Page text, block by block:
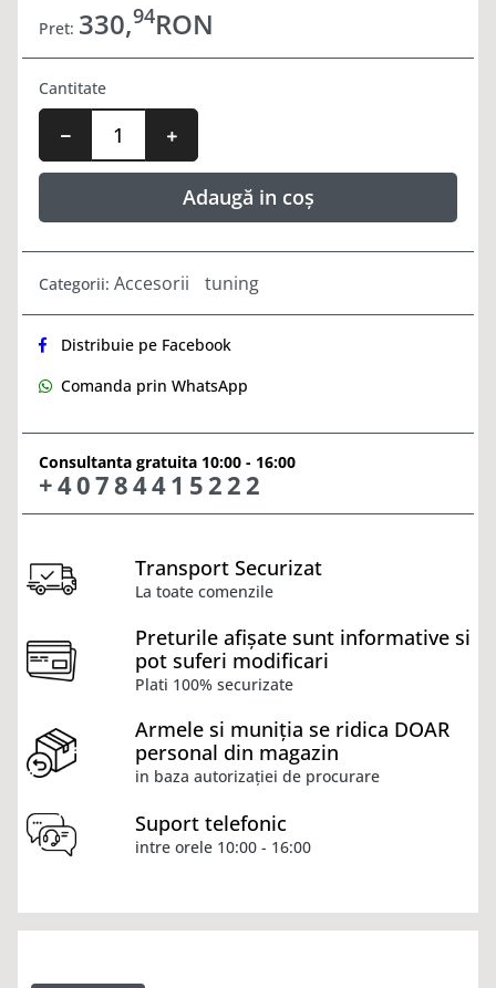
Pret: 330,94RON
Cantitate
Adaugă in coș
Categorii: Accesorii tuning
Distribuie pe Facebook
Comanda prin WhatsApp
Consultanta gratuita 10:00 - 16:00
+40784415222
Transport Securizat
La toate comenzile
Preturile afișate sunt informative si
pot suferi modificari
Plati 100% securizate
Armele si muniția se ridica DOAR
personal din magazin
in baza autorizației de procurare
Suport telefonic
intre orele 10:00 - 16:00